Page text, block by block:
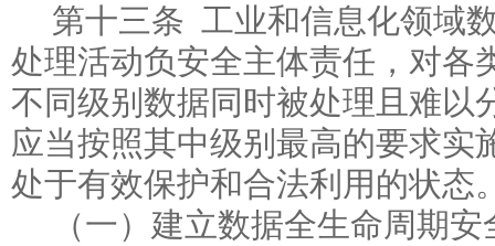
第十三条 工业和信息化领域
处理活动负安全主体责任，对各
不同级别数据同时被处理且难以
应当按照其中级别最高的要求实
处于有效保护和合法利用的状态
（一）建立数据全生命周期